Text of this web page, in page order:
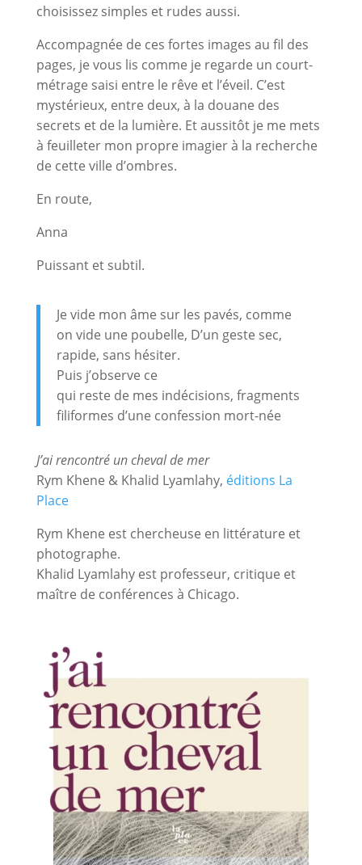
choisissez simples et rudes aussi.
Accompagnée de ces fortes images au fil des
pages, je vous lis comme je regarde un court-
métrage saisi entre le rêve et l’éveil. C’est
mystérieux, entre deux, à la douane des
secrets et de la lumière. Et aussitôt je me mets
à feuilleter mon propre imagier à la recherche
de cette ville d’ombres.
En route,
Anna
Puissant et subtil.
Je vide mon âme sur les pavés, comme
on vide une poubelle, D’un geste sec,
rapide, sans hésiter.
Puis j’observe ce
qui reste de mes indécisions, fragments
filiformes d’une confession mort-née
J’ai rencontré un cheval de mer
Rym Khene & Khalid Lyamlahy, éditions La
Place
Rym Khene est chercheuse en littérature et
photographe.
Khalid Lyamlahy est professeur, critique et
maître de conférences à Chicago.